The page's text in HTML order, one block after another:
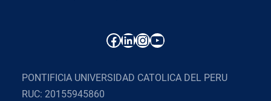
Facebook LinkedIn InstagramYouTube
PONTIFICIA UNIVERSIDAD CATOLICA DEL PERU
RUC: 20155945860